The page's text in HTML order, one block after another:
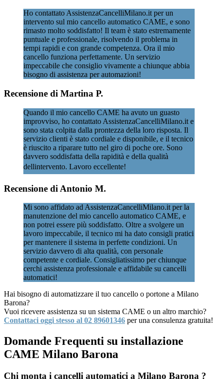
Ho contattato AssistenzaCancelliMilano.it per un
intervento sul mio cancello automatico CAME, e sono
rimasto molto soddisfatto! Il team è stato estremamente
puntuale e professionale, risolvendo il problema in
tempi rapidi e con grande competenza. Ora il mio
cancello funziona perfettamente. Un servizio
impeccabile che consiglio vivamente a chiunque abbia
bisogno di assistenza per automazioni!
Recensione di Martina P.
Quando il mio cancello CAME ha avuto un guasto
improvviso, ho contattato AssistenzaCancelliMilano.it e
sono stata colpita dalla prontezza della loro risposta. Il
servizio clienti è stato cordiale e disponibile, e il tecnico
è riuscito a riparare tutto nel giro di poche ore. Sono
davvero soddisfatta della rapidità e della qualità
dellintervento. Lavoro eccellente!
Recensione di Antonio M.
Mi sono affidato ad AssistenzaCancelliMilano.it per la
manutenzione del mio cancello automatico CAME, e
non potrei essere più soddisfatto. Oltre a svolgere un
lavoro impeccabile, il tecnico mi ha dato consigli pratici
per mantenere il sistema in perfette condizioni. Un
servizio davvero di alta qualità, con personale
competente e cordiale. Consigliatissimo per chiunque
cerchi assistenza professionale e affidabile su cancelli
automatici!
Hai bisogno di automatizzare il tuo cancello o portone a Milano
Barona?
Vuoi ricevere assistenza su un sistema CAME o un altro marchio?
Contattaci oggi stesso al 02 89601346 per una consulenza gratuita!
Domande Frequenti su installazione
CAME Milano Barona
Chi monta i cancelli automatici a Milano Barona ?